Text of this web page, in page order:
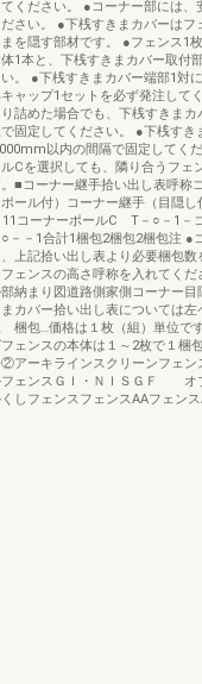
てください。 ●コーナー部には、
ださい。 ●下桟すきまカバーは
まを隠す部材です。 ●フェンス1
1本と、下桟すきまカバー取付
い。 ●下桟すきまカバー端部1対
ャップ1セットを必ず発注して
詰めた場合でも、下桟すきま
固定してください。 ●下桟すき
以内の間隔で固定してく
Cを選択しても、隣り合うフェ
■コーナー継手拾い出し表呼称
ポール付）コーナー継手（目隠
コーナーポールC T－○－1－
○－－1合計1梱包2梱包2梱包注 ●
上記拾い出し表より必要梱包
ェンスの高さ呼称を入れてく
部納まり図道路側家側コーナー
カバー拾い出し表については左
梱包…価格は１枚（組）単位で
ェンスの本体は１～2枚で１梱
アーキラインスクリーンフェン
フェンスＧＩ・ＮＩＳＧＦ オ
しフェンスフェンスAAフェンス